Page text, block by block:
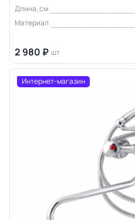
Длина, см
Материал
2 980 ₽ шт
Интернет-магазин